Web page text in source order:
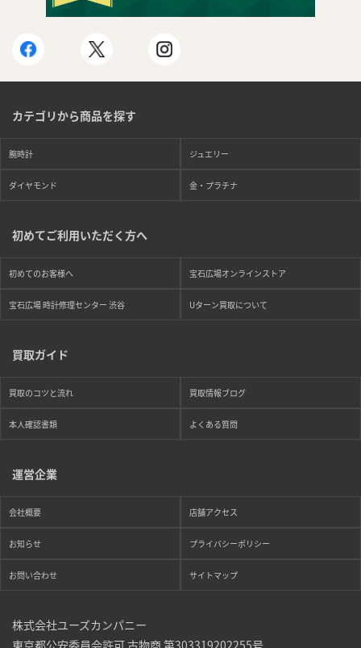
カテゴリから商品を探す
腕時計 ジュエリー
ダイヤモンド 金・プラチナ
初めてご利用いただく方へ
初めてのお客様へ 宝石広場オンラインストア
宝石広場 時計修理センター 渋谷 Uターン買取について
買取ガイド
買取のコツと流れ 買取情報ブログ
本人確認書類 よくある質問
運営企業
会社概要 店舗アクセス
お知らせ プライバシーポリシー
お問い合わせ サイトマップ
株式会社ユーズカンパニー
東京都公安委員会許可 古物商 第303319202255号